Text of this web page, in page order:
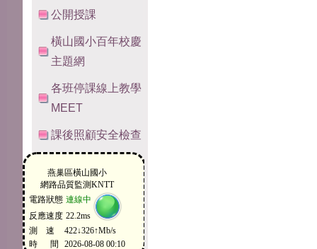
公開授課
橫山國小百年校慶
主題網
各班停課線上教學
MEET
課後照顧安全檢查